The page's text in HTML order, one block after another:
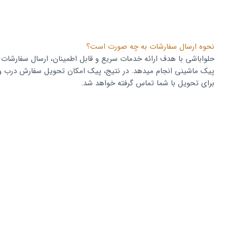
نحوه ارسال سفارشات به چه صورت است؟
حلواباشی با هدف ارائه خدمات سریع و قابل اطمینان، ارسال
پیک ماشینی انجام میدهد. در نتیج، پیک امکان تحویل سفارش درب
برای تحویل با شما تماس گرفته خواهد شد.